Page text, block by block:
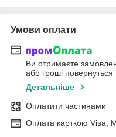
Умови оплати
Ви отримаєте
або гроші
Детальніше
Оплатити частинами
Оплата карткою Visa,